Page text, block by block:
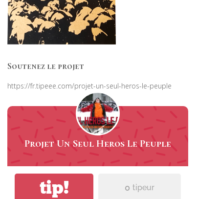
Soutenez le projet
https://fr.tipeee.com/projet-un-seul-heros-le-peuple
Projet Un Seul Heros Le Peuple
tip! 0 tipeur